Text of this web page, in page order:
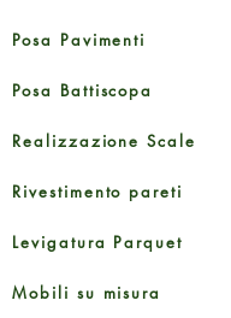
Posa Pavimenti
Posa Battiscopa
Realizzazione Scale
Rivestimento pareti
Levigatura Parquet
Mobili su misura